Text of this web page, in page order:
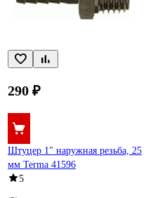
290 ₽
Штуцер 1" наружная резьба, 25
мм Terma 41596
5